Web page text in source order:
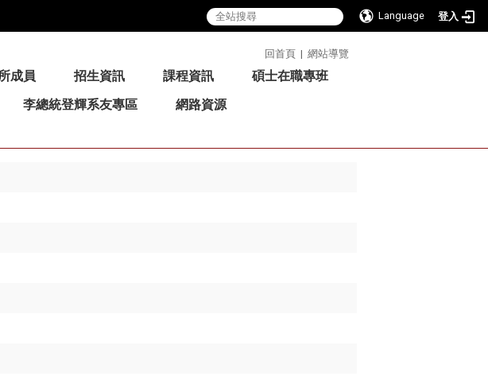
Language 登入
回首頁 | 網站導覽
成員 招生資訊 課程資訊
碩士在職專班
李總統登輝系友專區
網路資源